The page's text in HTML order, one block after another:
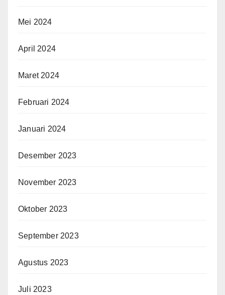
Mei 2024
April 2024
Maret 2024
Februari 2024
Januari 2024
Desember 2023
November 2023
Oktober 2023
September 2023
Agustus 2023
Juli 2023